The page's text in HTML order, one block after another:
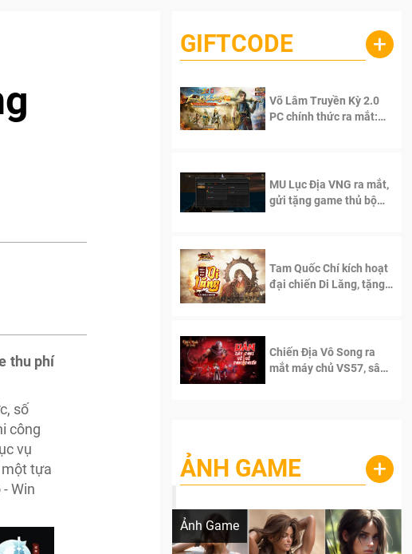
thu phí
số
công
vụ
một tựa
-Win
GIFTCODE +
Võ Lâm Truyền Kỳ 2.0
PC chính thức ra mắt:
MU Lục Địa VNG ra mắt,
gửi tặng game thủ bộ
Tam Quốc Chí kích hoạt
đại chiến Di Lăng, tặng
Chiến Địa Vô Song ra
mắt máy chủ VS57, sân
ẢNH GAME +
Ảnh Game
Lala Croft vừa nóng vừa xinh dưới nét vẽ